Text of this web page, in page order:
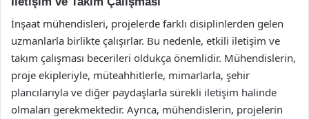
İnşaat mühendisleri, projelerde farklı disiplinlerden gelen
uzmanlarla birlikte çalışırlar. Bu nedenle, etkili iletişim ve
takım çalışması becerileri oldukça önemlidir. Mühendislerin,
proje ekipleriyle, müteahhitlerle, mimarlarla, şehir
plancılarıyla ve diğer paydaşlarla sürekli iletişim halinde
olmaları gerekmektedir. Ayrıca, mühendislerin, projelerin